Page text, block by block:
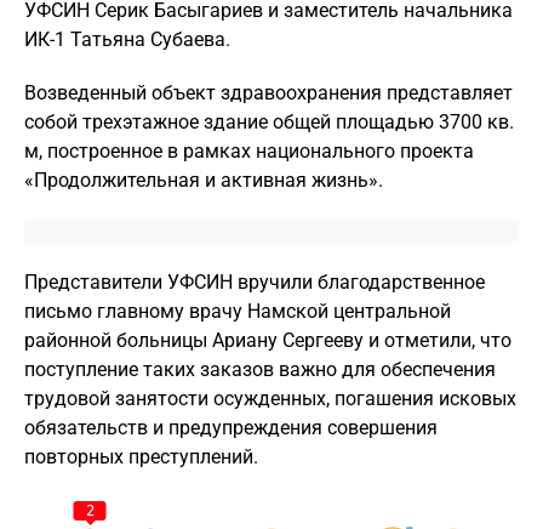
УФСИН Серик Басыгариев и заместитель начальника
ИК-1 Татьяна Субаева.
Возведенный объект здравоохранения представляет
собой трехэтажное здание общей площадью 3700 кв.
м, построенное в рамках национального проекта
«Продолжительная и активная жизнь».
Представители УФСИН вручили благодарственное
письмо главному врачу Намской центральной
районной больницы Ариану Сергееву и отметили, что
поступление таких заказов важно для обеспечения
трудовой занятости осужденных, погашения исковых
обязательств и предупреждения совершения
повторных преступлений.
2